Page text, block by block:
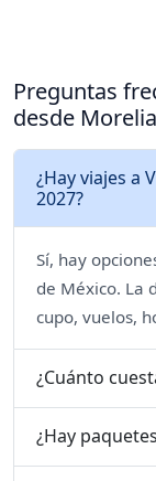
Preguntas
desde Morelia
¿Hay viajes a
2027?
Sí, hay
de México. La
cupo, vuelos,
¿Cuánto
¿Hay